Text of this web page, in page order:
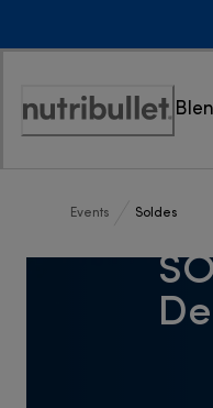
Déclaration
Events Soldes